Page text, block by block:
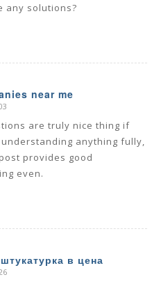
any solutions?
near me
are truly nice thing if
anything fully,
provides good
even.
в цена